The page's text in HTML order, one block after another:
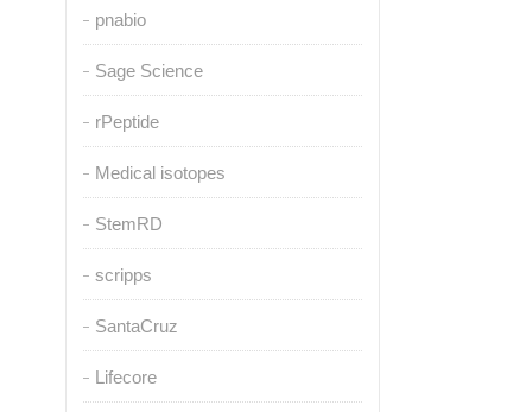
pnabio
Sage Science
rPeptide
Medical isotopes
StemRD
scripps
SantaCruz
Lifecore